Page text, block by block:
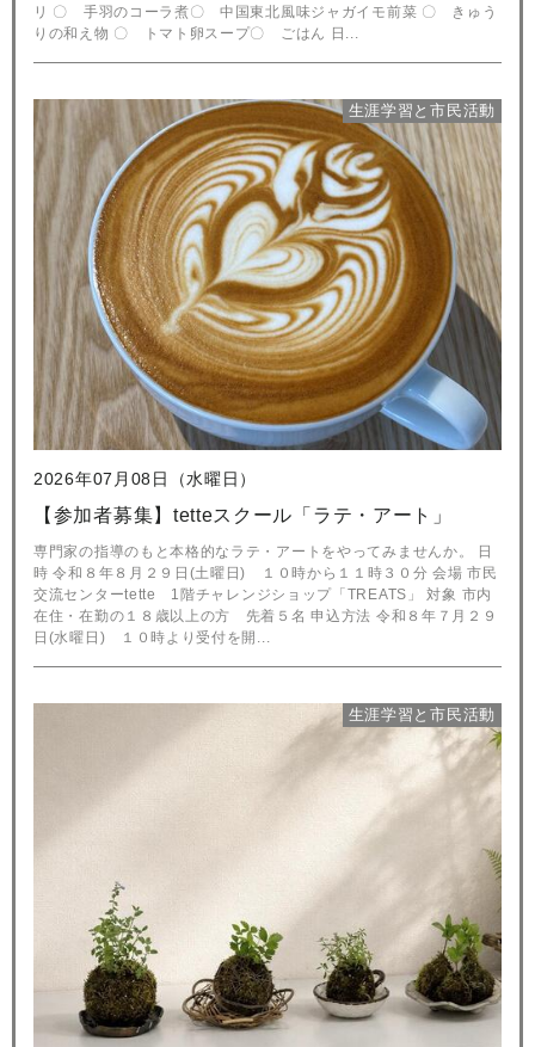
リ 〇 手羽のコーラ煮〇 中国東北風味ジャガイモ前菜 〇 きゅう
りの和え物 〇 トマト卵スープ〇 ごはん 日...
2026年07月08日（水曜日）
生涯学習と市民活動
【参加者募集】tetteスクール「ラテ・アート」
専門家の指導のもと本格的なラテ・アートをやってみませんか。 日
時 令和８年８月２９日(土曜日) １０時から１１時３０分 会場 市民
交流センターtette 1階チャレンジショップ「TREATS」 対象 市内
在住・在勤の１８歳以上の方 先着５名 申込方法 令和８年７月２９
日(水曜日) １０時より受付を開...
生涯学習と市民活動